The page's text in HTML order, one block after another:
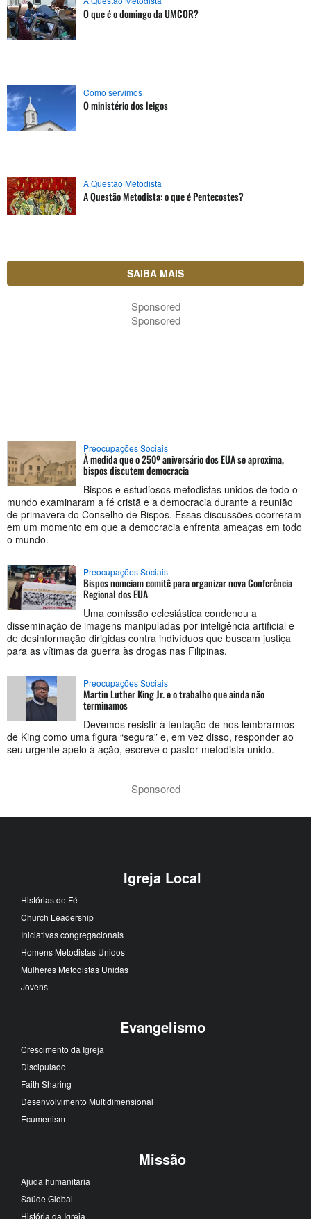
O que é o domingo da UMCOR?
Como servimos
O ministério dos leigos
A Questão Metodista
A Questão Metodista: o que é Pentecostes?
SAIBA MAIS
Sponsored
Sponsored
Preocupações Sociais
À medida que o 250º aniversário dos EUA se aproxima,
bispos discutem democracia
Bispos e estudiosos metodistas unidos de todo o
mundo examinaram a fé cristã e a democracia durante a reunião
de primavera do Conselho de Bispos. Essas discussões ocorreram
em um momento em que a democracia enfrenta ameaças em todo
o mundo.
Preocupações Sociais
Bispos nomeiam comitê para organizar nova Conferência
Regional dos EUA
Uma comissão eclesiástica condenou a
disseminação de imagens manipuladas por inteligência artificial e
de desinformação dirigidas contra indivíduos que buscam justiça
para as vítimas da guerra às drogas nas Filipinas.
Preocupações Sociais
Martin Luther King Jr. e o trabalho que ainda não
terminamos
Devemos resistir à tentação de nos lembrarmos
de King como uma figura “segura” e, em vez disso, responder ao
seu urgente apelo à ação, escreve o pastor metodista unido.
Sponsored
Igreja Local
Histórias de Fé
Church Leadership
Iniciativas congregacionais
Homens Metodistas Unidos
Mulheres Metodistas Unidas
Jovens
Evangelismo
Crescimento da Igreja
Discipulado
Faith Sharing
Desenvolvimento Multidimensional
Ecumenism
Missão
Ajuda humanitária
Saúde Global
História da Igreja